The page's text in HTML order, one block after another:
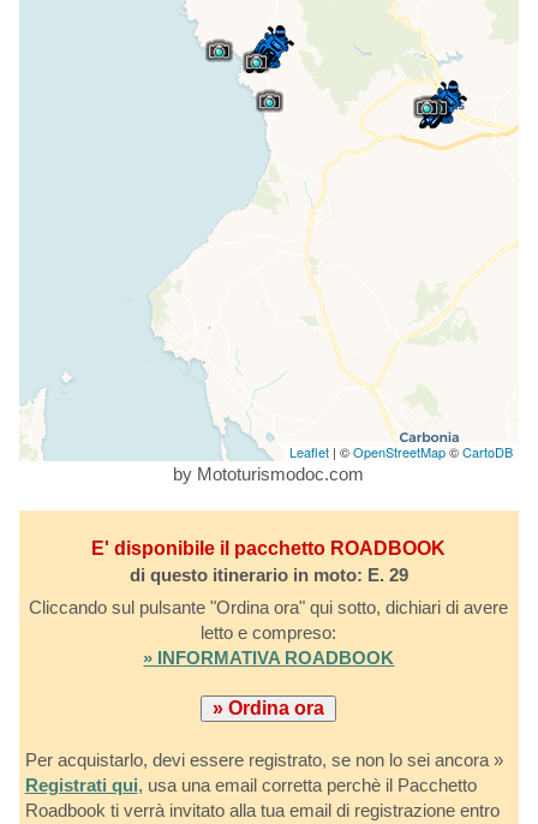
Leaflet | ©OpenStreetMap©CartoDB
by Mototurismodoc.com
E' disponibile il pacchetto ROADBOOK
di questo itinerario in moto: E. 29
Cliccando sul pulsante "Ordina ora" qui sotto, dichiari di avere
letto e compreso:
» INFORMATIVA ROADBOOK
Per acquistarlo, devi essere registrato, se non lo sei ancora »
Registrati qui, usa una email corretta perchè il Pacchetto
Roadbook ti verrà invitato alla tua email di registrazione entro